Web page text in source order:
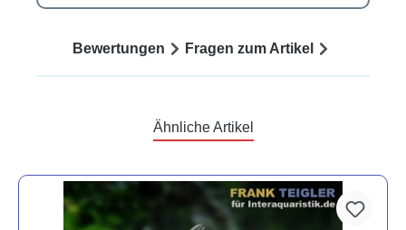
Bewertungen Fragen zum Artikel
Ähnliche Artikel